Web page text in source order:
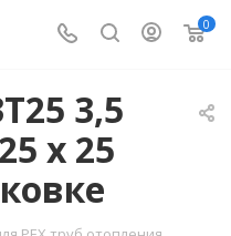
0
3,5
х 25